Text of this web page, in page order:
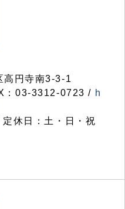
円寺南3-3-1
：03-3312-0723 / h
休日：土・日・祝